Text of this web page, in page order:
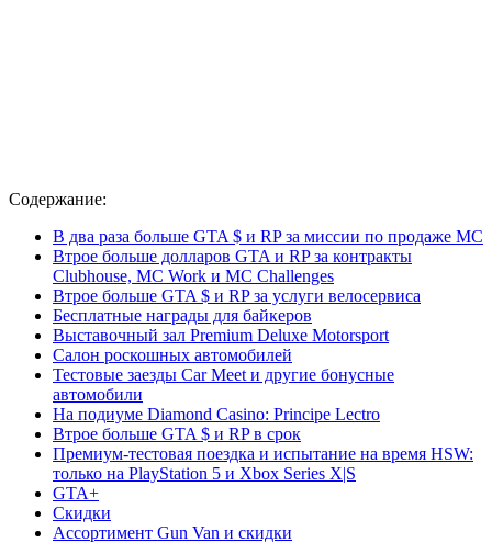
Содержание:
В два раза больше GTA $ и RP за миссии по продаже MC
Втрое больше долларов GTA и RP за контракты
Clubhouse, MC Work и MC Challenges
Втрое больше GTA $ и RP за услуги велосервиса
Бесплатные награды для байкеров
Выставочный зал Premium Deluxe Motorsport
Салон роскошных автомобилей
Тестовые заезды Car Meet и другие бонусные
автомобили
На подиуме Diamond Casino: Principe Lectro
Втрое больше GTA $ и RP в срок
Премиум-тестовая поездка и испытание на время HSW:
только на PlayStation 5 и Xbox Series X|S
GTA+
Скидки
Ассортимент Gun Van и скидки